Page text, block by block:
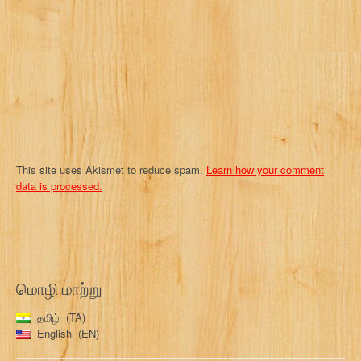
This site uses Akismet to reduce spam. Learn how your comment
data is processed.
மொழி மாற்று
தமிழ்
TA
English
EN